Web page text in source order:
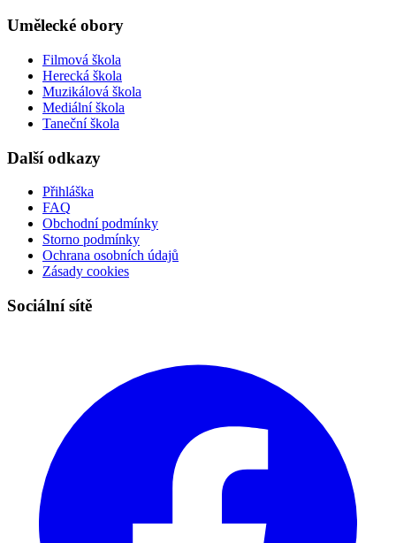
Umělecké obory
Filmová škola
Herecká škola
Muzikálová škola
Mediální škola
Taneční škola
Další odkazy
Přihláška
FAQ
Obchodní podmínky
Storno podmínky
Ochrana osobních údajů
Zásady cookies
Sociální sítě